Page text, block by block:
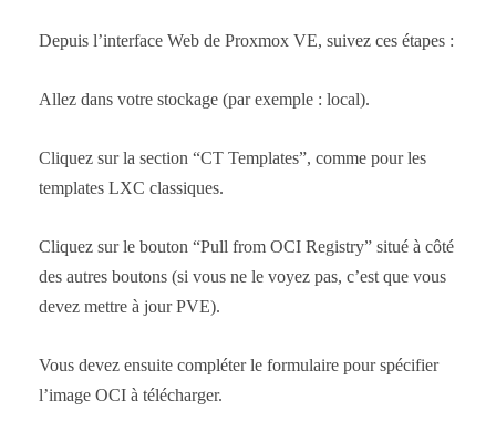
Depuis l’interface Web de Proxmox VE, suivez ces étapes :
Allez dans votre stockage (par exemple : local).
Cliquez sur la section “CT Templates”, comme pour les
templates LXC classiques.
Cliquez sur le bouton “Pull from OCI Registry” situé à côté
des autres boutons (si vous ne le voyez pas, c’est que vous
devez mettre à jour PVE).
Vous devez ensuite compléter le formulaire pour spécifier
l’image OCI à télécharger.